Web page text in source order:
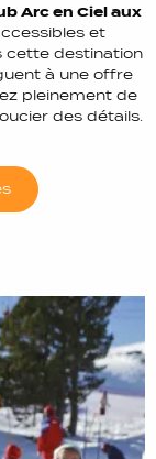
Arc en Ciel aux
et
cette destination
à une offre
pleinement de
des détails.